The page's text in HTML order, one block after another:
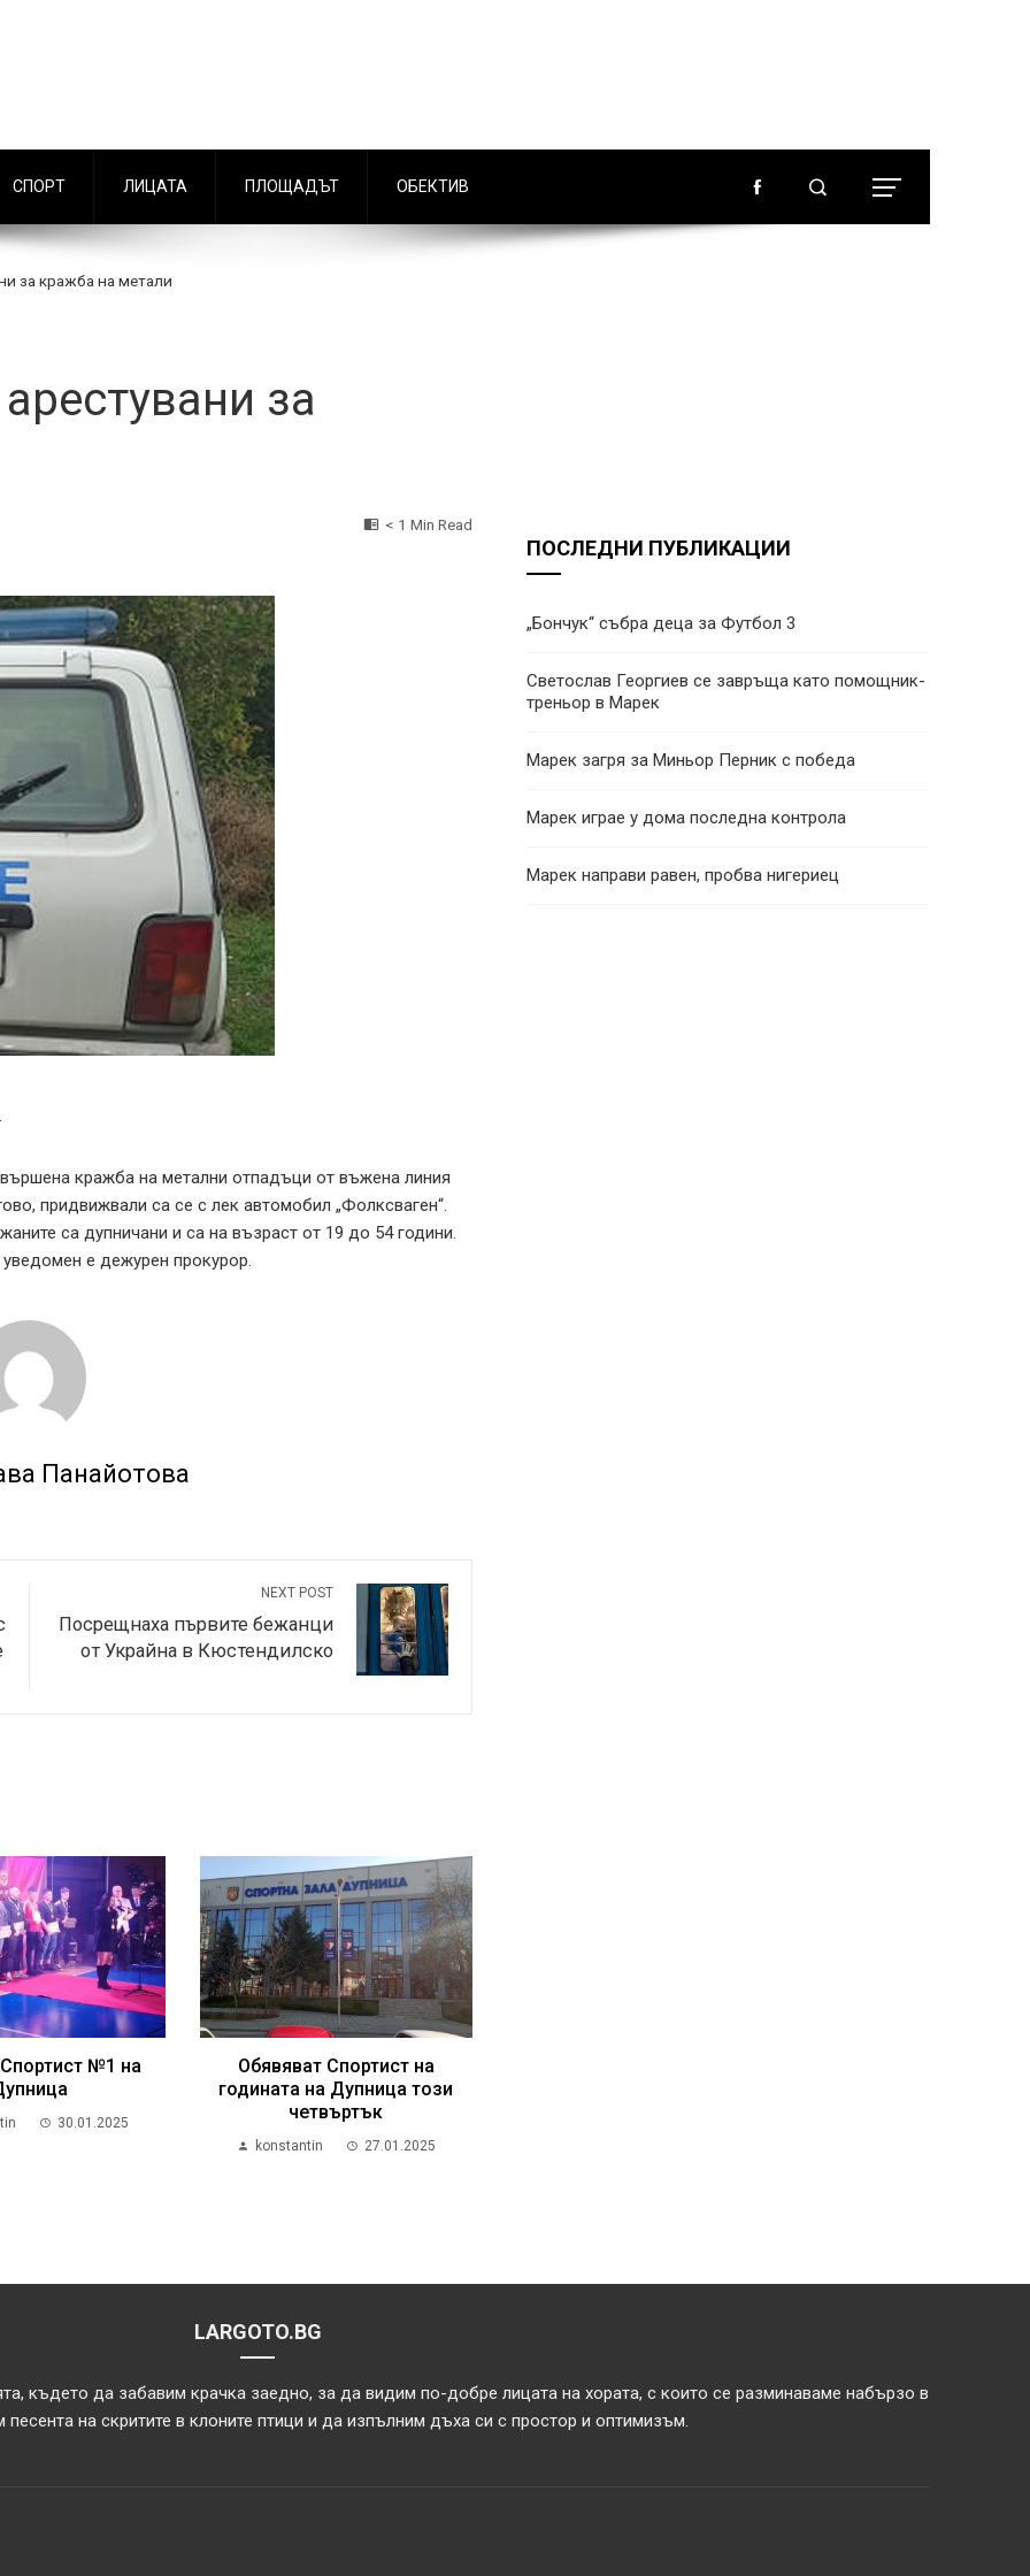
СПОРТ ЛИЦАТА ПЛОЩАДЪТ ОБЕКТИВ
за кражба на метали
за
< 1 Min Read
кражба на метални отпадъци от въжена линия
придвижвали са се с лек автомобил „Фолксваген“.
са дупничани и са на възраст от 19 до 54 години.
е дежурен прокурор.
Панайотова
NEXT POST
Посрещнаха първите бежанци
от Украйна в Кюстендилско
№1 на
30.01.2025
Обявяват Спортист на
годината на Дупница този
четвъртък
konstantin 27.01.2025
ПОСЛЕДНИ ПУБЛИКАЦИИ
„Бончук“ събра деца за Футбол 3
Светослав Георгиев се завръща като помощник-
треньор в Марек
Марек загря за Миньор Перник с победа
Марек играе у дома последна контрола
Марек направи равен, пробва нигериец
LARGOTO.BG
където да забавим крачка заедно, за да видим по-добре лицата на хората, с които се разминаваме набързо в
на скритите в клоните птици и да изпълним дъха си с простор и оптимизъм.